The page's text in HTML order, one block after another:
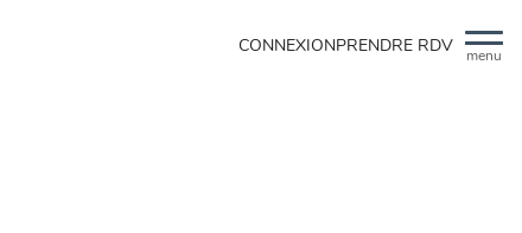
menu
CONNEXIONPRENDRE RDV